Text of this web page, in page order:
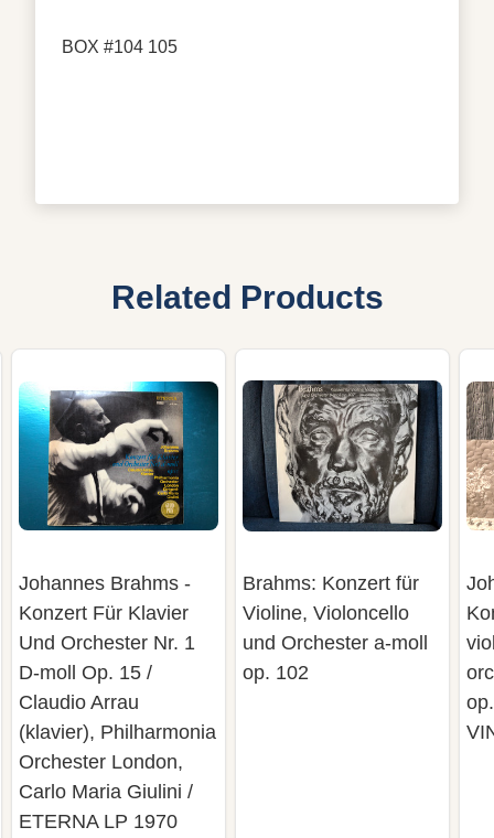
BOX #104 105
Related Products
Johannes Brahms -
Konzert Für Klavier
Und Orchester Nr. 1
D-moll Op. 15 /
Claudio Arrau
(klavier), Philharmonia
Orchester London,
Carlo Maria Giulini /
ETERNA LP 1970
Brahms: Konzert für
Violine, Violoncello
und Orchester a-moll
op. 102